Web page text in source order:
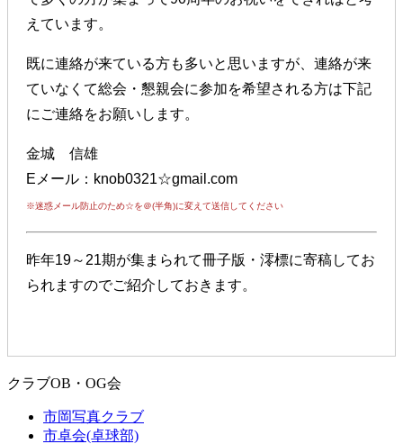
えています。
既に連絡が来ている方も多いと思いますが、連絡が来
ていなくて総会・懇親会に参加を希望される方は下記
にご連絡をお願いします。
金城 信雄
Eメール：knob0321☆gmail.com
※迷惑メール防止のため☆を＠(半角)に変えて送信してください
昨年19～21期が集まられて冊子版・澪標に寄稿してお
られますのでご紹介しておきます。
クラブOB・OG会
市岡写真クラブ
市卓会(卓球部)